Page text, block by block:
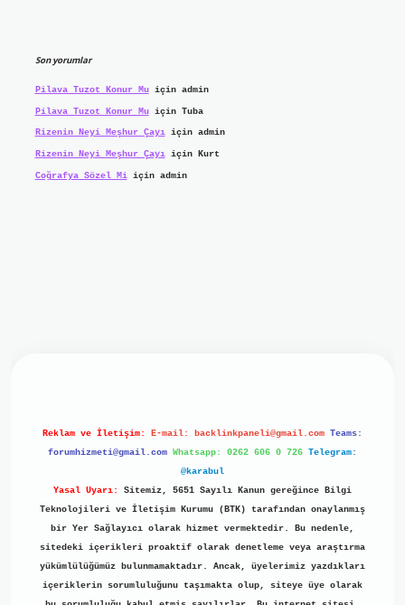
Son yorumlar
Pilava Tuzot Konur Muiçin admin
Pilava Tuzot Konur Muiçin Tuba
Rizenin Neyi Meşhur Çayıiçin admin
Rizenin Neyi Meşhur Çayıiçin Kurt
Coğrafya Sözel Miiçin admin
Reklam ve İletişim: E-mail: backlinkpaneli@gmail.com Teams:
forumhizmeti@gmail.com Whatsapp: 0262 606 0 726 Telegram:
@karabul
Yasal Uyarı:
Sitemiz, 5651 Sayılı Kanun gereğince Bilgi
Teknolojileri ve İletişim Kurumu (BTK) tarafından onaylanmış
bir Yer Sağlayıcı olarak hizmet vermektedir. Bu nedenle,
sitedeki içerikleri proaktif olarak denetleme veya araştırma
yükümlülüğümüz bulunmamaktadır. Ancak, üyelerimiz yazdıkları
içeriklerin sorumluluğunu taşımakta olup, siteye üye olarak